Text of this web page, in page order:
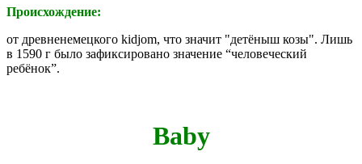
Происхождение:
от древненемецкого kidjom, что значит "детёныш козы". Лишь
в 1590 г было зафиксировано значение “человеческий
ребёнок”.
Baby